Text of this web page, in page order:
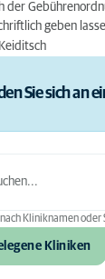
der
geben
Sie sich an
Kliniknamen
Kliniken